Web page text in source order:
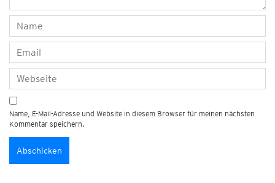
Name, E-Mail-Adresse und Website in diesem Browser für meinen nächsten
Kommentar speichern.